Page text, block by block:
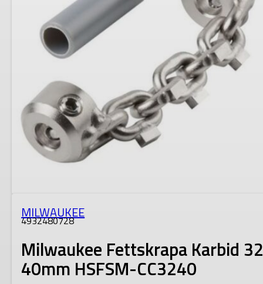
MILWAUKEE
4932480728
Milwaukee Fettskrapa Karbid
40mm HSFSM-CC3240